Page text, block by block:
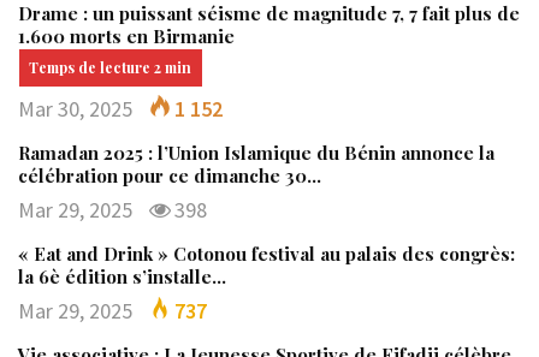
Drame : un puissant séisme de magnitude 7, 7 fait plus de
1.600 morts en Birmanie
Mar 30, 2025 1 152
Ramadan 2025 : l’Union Islamique du Bénin annonce la
célébration pour ce dimanche 30…
Mar 29, 2025 398
« Eat and Drink » Cotonou festival au palais des congrès:
la 6è édition s’installe…
Mar 29, 2025 737